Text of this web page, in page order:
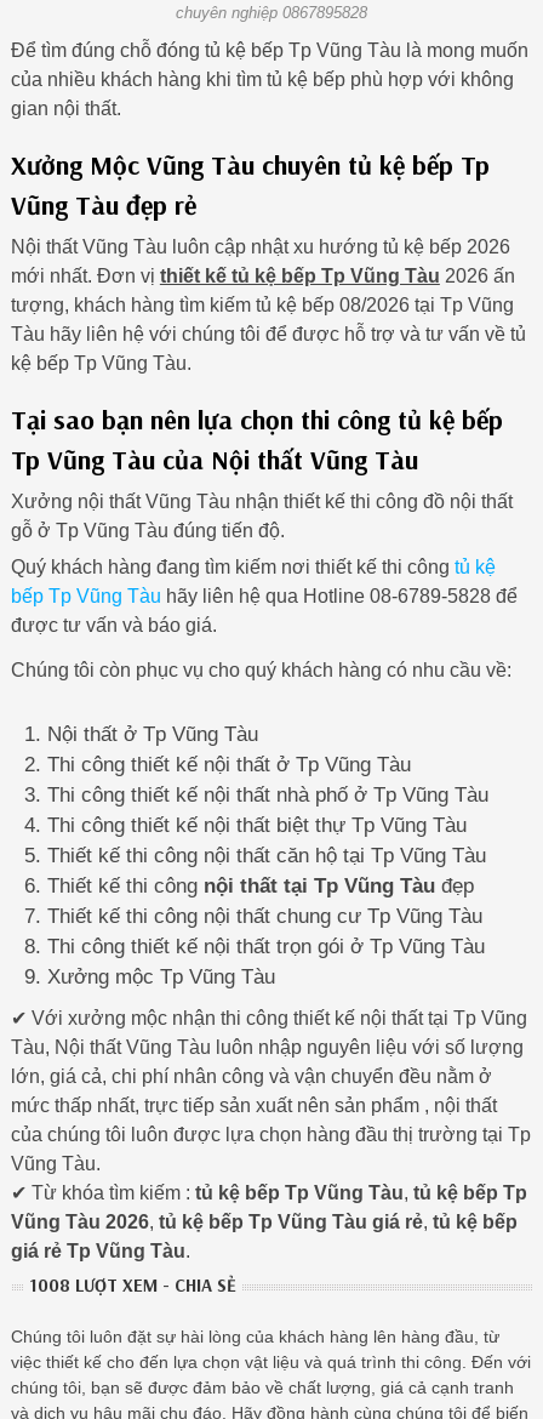
chuyên nghiệp 0867895828
Để tìm đúng chỗ đóng tủ kệ bếp Tp Vũng Tàu là mong muốn
của nhiều khách hàng khi tìm tủ kệ bếp phù hợp với không
gian nội thất.
Xưởng Mộc Vũng Tàu chuyên tủ kệ bếp Tp
Vũng Tàu đẹp rẻ
Nội thất Vũng Tàu luôn cập nhật xu hướng tủ kệ bếp 2026
mới nhất. Đơn vị thiết kế tủ kệ bếp Tp Vũng Tàu 2026 ấn
tượng, khách hàng tìm kiếm tủ kệ bếp 08/2026 tại Tp Vũng
Tàu hãy liên hệ với chúng tôi để được hỗ trợ và tư vấn về tủ
kệ bếp Tp Vũng Tàu.
Tại sao bạn nên lựa chọn thi công tủ kệ bếp
Tp Vũng Tàu của Nội thất Vũng Tàu
Xưởng nội thất Vũng Tàu nhận thiết kế thi công đồ nội thất
gỗ ở Tp Vũng Tàu đúng tiến độ.
Quý khách hàng đang tìm kiếm nơi thiết kế thi công tủ kệ
bếp Tp Vũng Tàu hãy liên hệ qua Hotline 08-6789-5828 để
được tư vấn và báo giá.
Chúng tôi còn phục vụ cho quý khách hàng có nhu cầu về:
Nội thất ở Tp Vũng Tàu
Thi công thiết kế nội thất ở Tp Vũng Tàu
Thi công thiết kế nội thất nhà phố ở Tp Vũng Tàu
Thi công thiết kế nội thất biệt thự Tp Vũng Tàu
Thiết kế thi công nội thất căn hộ tại Tp Vũng Tàu
Thiết kế thi công nội thất tại Tp Vũng Tàuđẹp
Thiết kế thi công nội thất chung cư Tp Vũng Tàu
Thi công thiết kế nội thất trọn gói ở Tp Vũng Tàu
Xưởng mộc Tp Vũng Tàu
✔ Với xưởng mộc nhận thi công thiết kế nội thất tại Tp Vũng
Tàu, Nội thất Vũng Tàu luôn nhập nguyên liệu với số lượng
lớn, giá cả, chi phí nhân công và vận chuyển đều nằm ở
mức thấp nhất, trực tiếp sản xuất nên sản phẩm , nội thất
của chúng tôi luôn được lựa chọn hàng đầu thị trường tại Tp
Vũng Tàu.
✔ Từ khóa tìm kiếm : tủ kệ bếp Tp Vũng Tàu, tủ kệ bếp Tp
Vũng Tàu 2026, tủ kệ bếp Tp Vũng Tàu giá rẻ, tủ kệ bếp
giá rẻ Tp Vũng Tàu.
1008 LƯỢT XEM - CHIA SẺ
Chúng tôi luôn đặt sự hài lòng của khách hàng lên hàng đầu, từ
việc thiết kế cho đến lựa chọn vật liệu và quá trình thi công. Đến với
chúng tôi, bạn sẽ được đảm bảo về chất lượng, giá cả cạnh tranh
và dịch vụ hậu mãi chu đáo. Hãy đồng hành cùng chúng tôi để biến